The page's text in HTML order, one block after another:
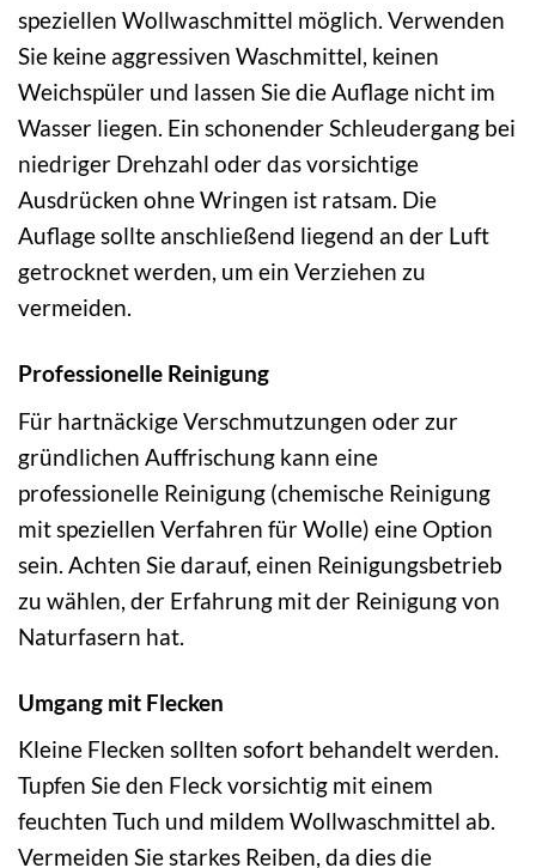
speziellen Wollwaschmittel möglich. Verwenden
Sie keine aggressiven Waschmittel, keinen
Weichspüler und lassen Sie die Auflage nicht im
Wasser liegen. Ein schonender Schleudergang bei
niedriger Drehzahl oder das vorsichtige
Ausdrücken ohne Wringen ist ratsam. Die
Auflage sollte anschließend liegend an der Luft
getrocknet werden, um ein Verziehen zu
vermeiden.
Professionelle Reinigung
Für hartnäckige Verschmutzungen oder zur
gründlichen Auffrischung kann eine
professionelle Reinigung (chemische Reinigung
mit speziellen Verfahren für Wolle) eine Option
sein. Achten Sie darauf, einen Reinigungsbetrieb
zu wählen, der Erfahrung mit der Reinigung von
Naturfasern hat.
Umgang mit Flecken
Kleine Flecken sollten sofort behandelt werden.
Tupfen Sie den Fleck vorsichtig mit einem
feuchten Tuch und mildem Wollwaschmittel ab.
Vermeiden Sie starkes Reiben, da dies die